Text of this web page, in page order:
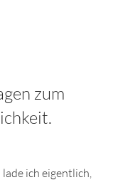
zum
ich eigentlich,